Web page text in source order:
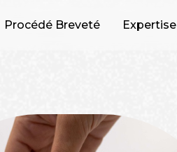
Procédé Breveté Expertise